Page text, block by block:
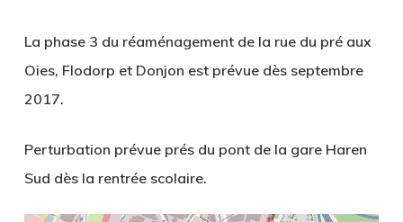
La phase 3 du réaménagement de la rue du pré aux
Oies, Flodorp et Donjon est prévue dès septembre
2017.
Perturbation prévue prés du pont de la gare Haren
Sud dès la rentrée scolaire.